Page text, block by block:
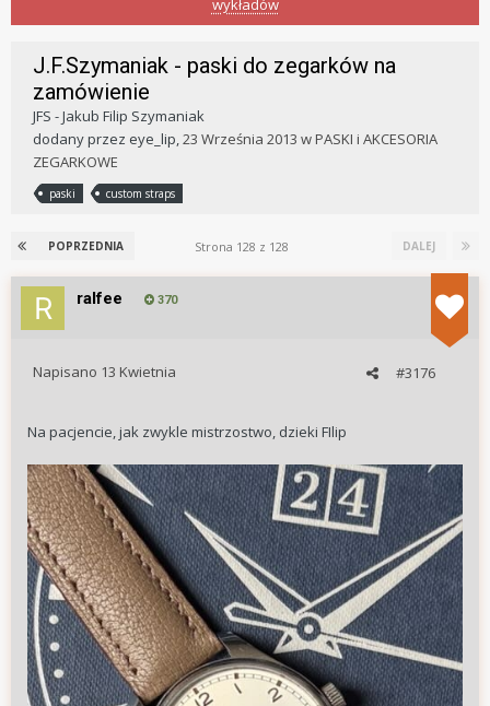
wykładów
J.F.Szymaniak - paski do zegarków na
zamówienie
JFS - Jakub Filip Szymaniak
dodany przez eye_lip,23 Września 2013 wPASKI i AKCESORIA
ZEGARKOWE
paski custom straps
POPRZEDNIA DALEJ
Strona 128 z 128
ralfee 370
#3176
Napisano 13 Kwietnia
Na pacjencie, jak zwykle mistrzostwo, dzieki FIlip